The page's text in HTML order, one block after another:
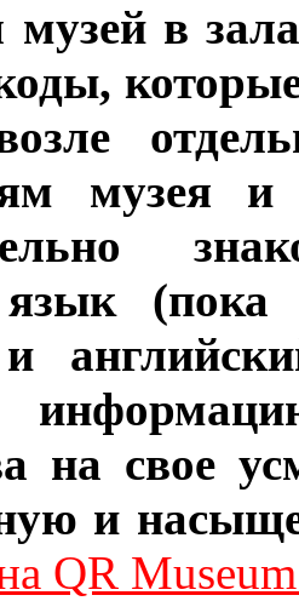
в
музея и
(пока
на свое
и
QR